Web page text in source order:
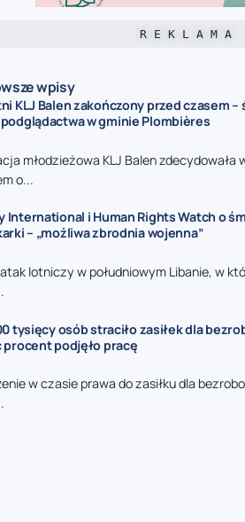
R E K L A M A
wpisy
KLJ Balen zakończony przed czasem –
w gminie Plombières
młodzieżowa KLJ Balen zdecydowała
o...
International i Human Rights Watch o
– „możliwa zbrodnia wojenna”
lotniczy w południowym Libanie, w
tysięcy osób straciło zasiłek dla
podjęło pracę
w czasie prawa do zasiłku dla